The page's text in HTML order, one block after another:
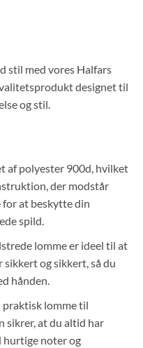
stil med vores Halfars
designet til
og stil.
af polyester 900d, hvilket
der modstår
for at beskytte din
spild.
lomme er ideel til at
og sikkert, så du
hånden.
praktisk lomme til
sikrer, at du altid har
noter og